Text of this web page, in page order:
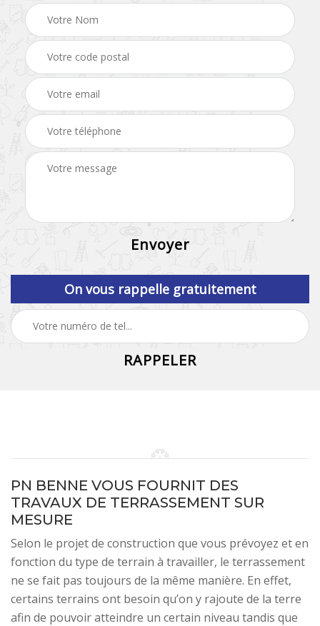
On vous rappelle gratuitement
PN BENNE VOUS FOURNIT DES
TRAVAUX DE TERRASSEMENT SUR
MESURE
Selon le projet de construction que vous prévoyez et en
fonction du type de terrain à travailler, le terrassement
ne se fait pas toujours de la même manière. En effet,
certains terrains ont besoin qu’on y rajoute de la terre
afin de pouvoir atteindre un certain niveau tandis que